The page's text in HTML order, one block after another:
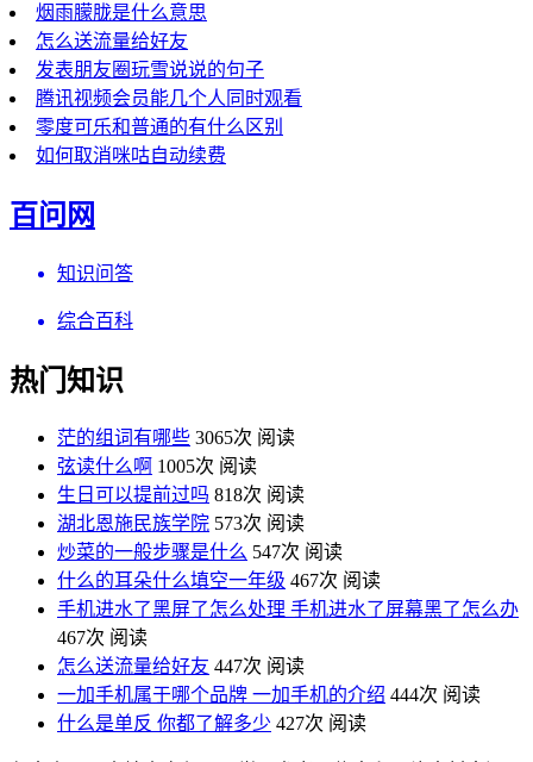
烟雨朦胧是什么意思
怎么送流量给好友
发表朋友圈玩雪说说的句子
腾讯视频会员能几个人同时观看
零度可乐和普通的有什么区别
如何取消咪咕自动续费
百问网
知识问答
综合百科
热门知识
茫的组词有哪些 3065次 阅读
弦读什么啊 1005次 阅读
生日可以提前过吗 818次 阅读
湖北恩施民族学院 573次 阅读
炒菜的一般步骤是什么 547次 阅读
什么的耳朵什么填空一年级 467次 阅读
手机进水了黑屏了怎么处理 手机进水了屏幕黑了怎么办
467次 阅读
怎么送流量给好友 447次 阅读
一加手机属于哪个品牌 一加手机的介绍 444次 阅读
什么是单反 你都了解多少 427次 阅读